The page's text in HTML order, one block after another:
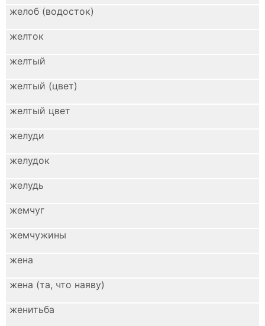
желоб (водосток)
желток
желтый
желтый (цвет)
желтый цвет
желуди
желудок
желудь
жемчуг
жемчужины
жена
жена (та, что наяву)
женитьба